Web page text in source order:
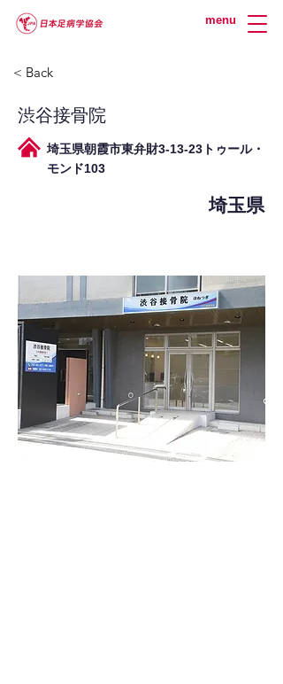
menu
< Back
渋谷接骨院
埼玉県朝霞市東弁財3-13-23トゥール・
モンド103
埼玉県